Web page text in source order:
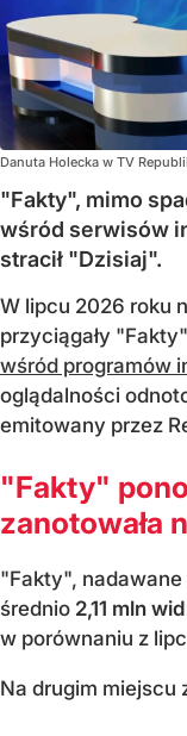
Danuta Holecka w TV
"Fakty", mimo
wśród serwisów
stracił "Dzisiaj".
W lipcu 2026 roku
przyciągały
wśród programów
oglądalności
emitowany przez
"Fakty"
zanotowała
"Fakty", nadawane
średnio 2,11 mln
w porównaniu z
Na drugim miejscu